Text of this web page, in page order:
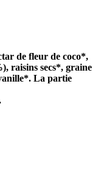
de fleur de coco*,
raisins secs*, graine
La partie